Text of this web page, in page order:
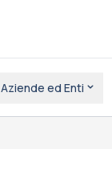
Aziende ed Enti